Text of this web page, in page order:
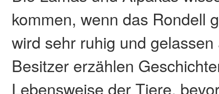
kommen, wenn das Rondell
wird sehr ruhig und
Besitzer erzählen
Lebensweise der Tiere,